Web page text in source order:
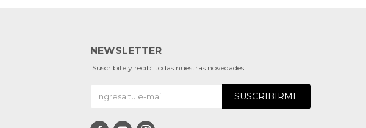
NEWSLETTER
¡Suscribite y recibí todas nuestras novedades!
SUSCRIBIRME